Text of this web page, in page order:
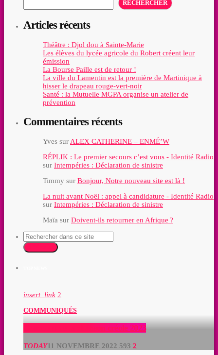
RECHERCHER
Articles récents
Théâtre : Djol dou à Sainte-Marie
Les élèves du lycée agricole du Robert créent leur
émission
La Bourse Paille est de retour !
La ville du Lamentin est la première de Martinique à
hisser le drapeau rouge-vert-noir
Santé : la Mutuelle MGPA organise un atelier de
prévention
Commentaires récents
Yves sur ALEX CATHERINE – ENMÉ’W
RÉPLIK : Le premier secours c’est vous - Identité Radio
sur Intempéries : Déclaration de sinistre
Timmy sur Bonjour, Notre nouveau site est là !
La nuit avant Noël : appel à candidature - Identité Radio
sur Intempéries : Déclaration de sinistre
Maïa sur Doivent-ils retourner en Afrique ?
insert_link 2
COMMUNIQUÉS
Concours de la chanson créole 2023
TODAY11 NOVEMBRE 2022 593 2